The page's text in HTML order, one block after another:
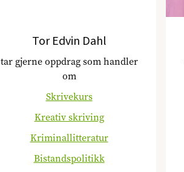
Tor Edvin Dahl
tar gjerne oppdrag som handler
om
Skrivekurs
Kreativ skriving
Kriminallitteratur
Bistandspolitikk